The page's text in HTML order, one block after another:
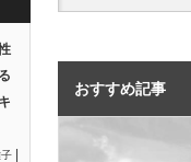
子
おすすめ記事